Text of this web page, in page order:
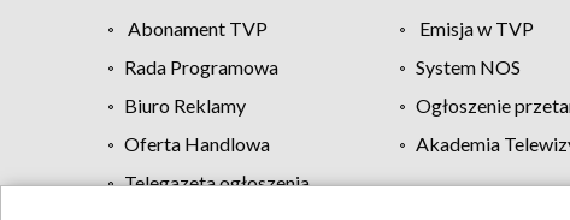
Abonament TVP Emisja w TVP
Rada Programowa
System NOS
Biuro Reklamy
Ogłoszenie
Oferta Handlowa
Akademia
Telegazeta ogłoszenia